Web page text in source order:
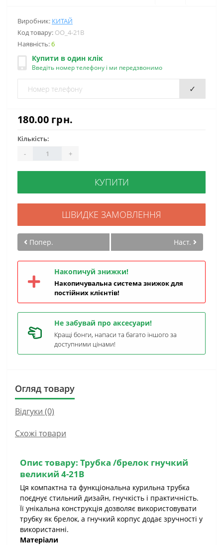
Виробник: КИТАЙ
Код товару: OO_4-21B
Наявність:6
Купити в один клік
Введіть номер телефону і ми передзвонимо
✓
180.00 грн.
Кількість:
-
+
КУПИТИ
ШВИДКЕ ЗАМОВЛЕННЯ
Попер. Наст.
Накопичуй знижки!
Накопичувальна система знижок для
постійних клієнтів!
Не забувай про аксесуари!
Кращі бонги, напаси та багато іншого за
доступними цінами!
Огляд товару
Відгуки (0)
Схожі товари
Опис товару: Трубка /брелок гнучкий
великий 4-21B
Ця компактна та функціональна курильна трубка
поєднує стильний дизайн, гнучкість і практичність.
Її унікальна конструкція дозволяє використовувати
трубку як брелок, а гнучкий корпус додає зручності у
використанні.
Матеріали